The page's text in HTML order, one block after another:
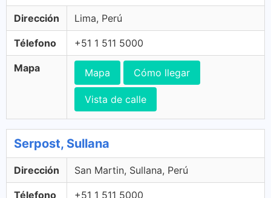
Dirección Lima, Perú
Télefono +51 1 511 5000
Mapa Mapa Cómo llegar
Vista de calle
Serpost, Sullana
Dirección San Martin, Sullana, Perú
Télefono +51 1 511 5000